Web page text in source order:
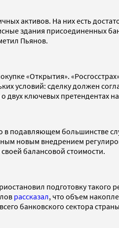
активов. На них есть
здания присоединенных
Пьянов.
«Открытия».
условий: сделку должен
ключевых претендентах на
в подавляющем большинстве
новым внедрением
балансовой стоимости.
подготовку такого
рассказал, что объем
банковского сектора